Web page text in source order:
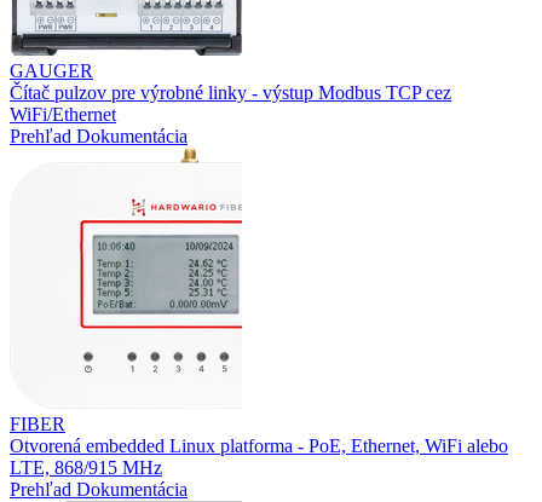
GAUGER
Čítač pulzov pre výrobné linky - výstup Modbus TCP cez
WiFi/Ethernet
Prehľad Dokumentácia
FIBER
Otvorená embedded Linux platforma - PoE, Ethernet, WiFi alebo
LTE, 868/915 MHz
Prehľad Dokumentácia